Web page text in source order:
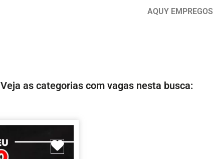
AQUY EMPREGOS
Veja as categorias com vagas nesta busca:
Marcar como Favorito